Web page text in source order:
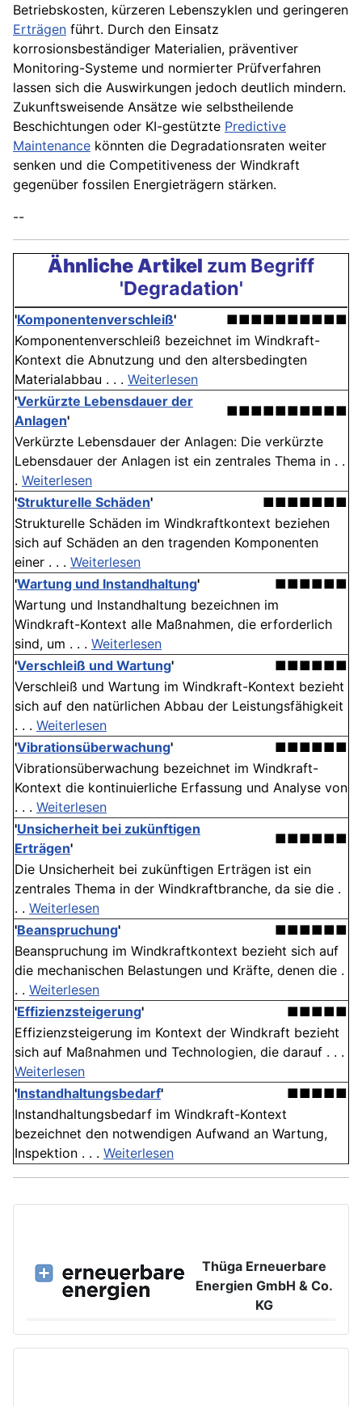
Betriebskosten, kürzeren Lebenszyklen und geringeren
Erträgen führt. Durch den Einsatz
korrosionsbeständiger Materialien, präventiver
Monitoring-Systeme und normierter Prüfverfahren
lassen sich die Auswirkungen jedoch deutlich mindern.
Zukunftsweisende Ansätze wie selbstheilende
Beschichtungen oder KI-gestützte Predictive
Maintenance könnten die Degradationsraten weiter
senken und die Competitiveness der Windkraft
gegenüber fossilen Energieträgern stärken.
--
Ähnliche Artikel zum Begriff
'Degradation'
'Komponentenverschleiß'
■■■■■■■■■■
Komponentenverschleiß bezeichnet im Windkraft-
Kontext die Abnutzung und den altersbedingten
Materialabbau . . . Weiterlesen
'Verkürzte Lebensdauer der
Anlagen'
■■■■■■■■■■
Verkürzte Lebensdauer der Anlagen: Die verkürzte
Lebensdauer der Anlagen ist ein zentrales Thema in . .
. Weiterlesen
'Strukturelle Schäden'
■■■■■■■
Strukturelle Schäden im Windkraftkontext beziehen
sich auf Schäden an den tragenden Komponenten
einer . . . Weiterlesen
'Wartung und Instandhaltung'
■■■■■■
Wartung und Instandhaltung bezeichnen im
Windkraft-Kontext alle Maßnahmen, die erforderlich
sind, um . . . Weiterlesen
'Verschleiß und Wartung'
■■■■■■
Verschleiß und Wartung im Windkraft-Kontext bezieht
sich auf den natürlichen Abbau der Leistungsfähigkeit
. . . Weiterlesen
'Vibrationsüberwachung'
■■■■■■
Vibrationsüberwachung bezeichnet im Windkraft-
Kontext die kontinuierliche Erfassung und Analyse von
. . . Weiterlesen
'Unsicherheit bei zukünftigen
Erträgen'
■■■■■■
Die Unsicherheit bei zukünftigen Erträgen ist ein
zentrales Thema in der Windkraftbranche, da sie die .
. . Weiterlesen
'Beanspruchung'
■■■■■■
Beanspruchung im Windkraftkontext bezieht sich auf
die mechanischen Belastungen und Kräfte, denen die .
. . Weiterlesen
'Effizienzsteigerung'
■■■■■
Effizienzsteigerung im Kontext der Windkraft bezieht
sich auf Maßnahmen und Technologien, die darauf . . .
Weiterlesen
'Instandhaltungsbedarf'
■■■■■
Instandhaltungsbedarf im Windkraft-Kontext
bezeichnet den notwendigen Aufwand an Wartung,
Inspektion . . . Weiterlesen
Thüga Erneuerbare
Energien GmbH & Co.
KG
www.ee.thuega.de